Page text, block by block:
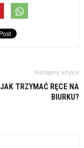
Następny artykuł
JAK TRZYMAĆ RĘCE NA
BIURKU?